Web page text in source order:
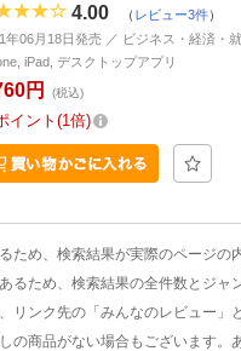
4.00 （ レビュー3件）
年06月18日発売 ／ ビジネス・経済・
iPad, デスクトップアプリ
円 (税込)
イント 1倍
め、検索結果が実際のページの
ため、検索結果の全件数とジャ
ンク先の「みんなのレビュー」
商品がない場合もございます。